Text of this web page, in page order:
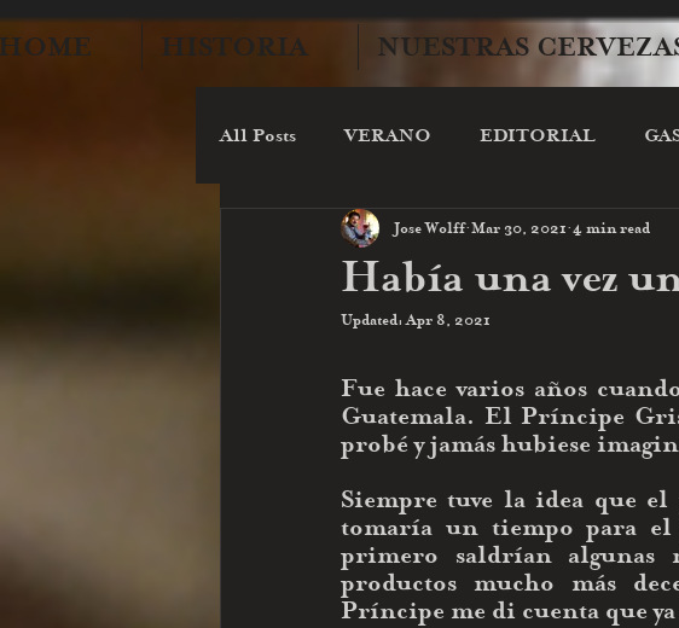
HISTORIA NUESTRAS
All Posts VERANO EDITORIAL
MITOS Y LEYENDAS CERVEZA Y
Había una vez
Jose Wolff Mar 30, 2021 4 min read
Updated:Apr 8, 2021
Fue hace varios años
Guatemala. El Príncipe
probé y jamás hubiese
Siempre tuve la idea que el
tomaría un tiempo para el
primero saldrían algunas
productos mucho más
Príncipe me di cuenta que